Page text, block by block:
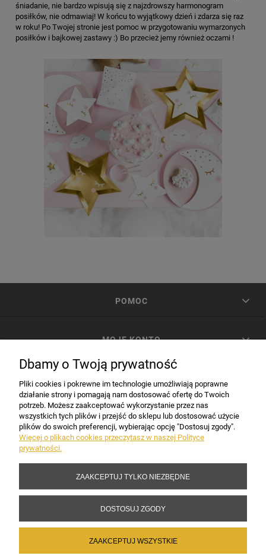
śniadanie, nie bardzo wpisują się z najzdrowszy harmonogram
posiłków, nie odmawiaj! W końcu to wyjątkowy dzień i zdarza się raz
w roku! Po Twojej stronie jest pomoc w przygotowaniu wymarzonych
posiłków i bajkowej zastawy :) Bo przecież jemy również oczami !
POMOC
MOJE KONTO
INFORMACJE
Copyright 2017-2026 Sakramento.pl
Dbamy o Twoją prywatność
Pliki cookies i pokrewne im technologie umożliwiają poprawne
działanie strony i pomagają nam dostosować ofertę do Twoich
potrzeb. Możesz zaakceptować wykorzystanie przez nas
wszystkich tych plików i przejść do sklepu lub dostosować użycie
plików do swoich preferencji, wybierając opcję "Dostosuj zgody".
Więcej o plikach cookies przeczytasz w naszej Polityce
prywatności.
ZAAKCEPTUJ TYLKO NIEZBĘDNE
DOSTOSUJ ZGODY
ZAAKCEPTUJ WSZYSTKIE